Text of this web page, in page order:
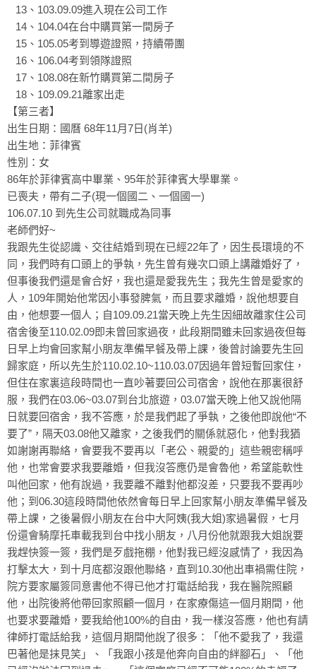
13、103.09.09進入現在公司工作
14、104.04在台中購買第一間房子
15、105.05考到導遊證照，持續帶團
16、106.04考到領隊證照
17、108.08在新竹購買第二間房子
18、109.09.21離家出走
【第三者】
出生日期：國曆 68年11月7日(肖羊)
出生地：菲律賓
性別：女
86年於菲律賓高中畢業、95年於菲律賓大學畢業。
已喪夫，帶有二子(現一個國二、一個國一)
106.07.10 到先生公司就職成為同事
老師們好~
我跟先生從認識、交往結婚到現在已經22年了，因生長環境的不
同，我們時有口頭上的爭執，先生曾有幾次口頭上講離婚好了，
但事後我們還是會合好，我也還是愛我先生；我先生曾是愛家的
人，109年開始他常因小事發脾氣，而且要求離婚，說他想要自
由，他想要一個人；自109.09.21當天晚上先生因細故離家住公司
宿舍後至110.02.09即未曾回家過夜，此段期間雖未回家過夜但每
日早上均會回家幫小朋友準備早餐及帶上課，後曾討論要先生回
歸家庭，所以先生於110.02.10~110.03.07因過年曾短暫回家住，
但住在家裏這段時間也一直吵著要回公司宿舍，說他在那裏很舒
服，我們在03.06~03.07到台北旅遊，03.07當天晚上他又說他隔
日就要回宿舍，我不答應，於是我們起了爭執，之後他即說他“不
要了”，隔天03.08他又離家，之後我們的關係就惡化，他對我猶
如謝謝再聯絡，會要我不要再以「老公、親愛的」這些親密稱呼
他，也常會要求我要離婚，但我沒答應仍是會魯他，希望能軟性
叫他回家，他有說過，我要離不離對他都沒差，只要我不要再吵
他；到06.30這段時間他依然會每日早上回家幫小朋友準備早餐及
帶上課，之後暑假小朋友在台中大阿姨(我大姐)家過暑假，七月
份還會騎摩托車載我到台中找小朋友，八月份他就跟我大姐說要
我趕快簽一簽，我們是歹戲拖棚，他對我已經沒感情了，我因為
打擊太大，到十月底都沒跟他聯絡，直到10.30他出車禍需住院，
院方要家屬簽同意書他不得已他才打電話給我，我在醫院照顧
他，出院後將他帶回家照顧一個月，在家療傷這一個月期間，他
也要求要離婚，要我給他100%的自由，我一樣沒答應，他也有請
律師打電話給我，這個月期間他說了很多：「他不愛我了，我還
巴著他是抹見笑」、「我跟小孩是他奔向自由的絆腳石」、「他